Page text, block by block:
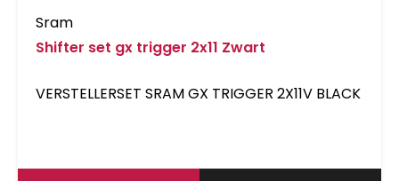
Sram
Shifter set gx trigger 2x11 Zwart
VERSTELLERSET SRAM GX TRIGGER 2X11V BLACK